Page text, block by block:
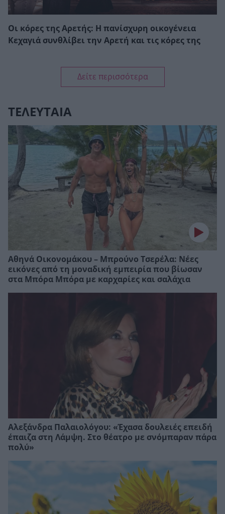
Οι κόρες της Αρετής: Η πανίσχυρη οικογένεια
Κεχαγιά συνθλίβει την Αρετή και τις κόρες της
Δείτε περισσότερα
ΤΕΛΕΥΤΑΙΑ
Αθηνά Οικονομάκου – Μπρούνο Τσερέλα: Νέες
εικόνες από τη μοναδική εμπειρία που βίωσαν
στα Μπόρα Μπόρα με καρχαρίες και σαλάχια
Αλεξάνδρα Παλαιολόγου: «Έχασα δουλειές επειδή
έπαιζα στη Λάμψη. Στο θέατρο με σνόμπαραν πάρα
πολύ»